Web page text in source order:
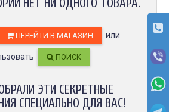
Анна Л.
2023 12:19
Гель для перевода
(трансфера)
доволен
Хорошо переводит, при
высыхании стирается
быстро. Хороший гель,
давно пользуемся!!
Илья
3 октября
НЕТ НИ ОДНОГО ТОВАРА.
ПЕРЕЙТИ В МАГАЗИН или
ПОИСК
ЭТИ СЕКРЕТНЫЕ
СПЕЦИАЛЬНО ДЛЯ ВАС!